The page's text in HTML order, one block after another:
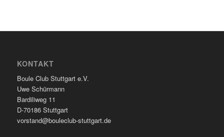
KONTAKT
Boule Club Stuttgart e.V.
Uwe Schürmann
Bardiliweg 11
D-70186 Stuttgart
vorstand@bouleclub-stuttgart.de